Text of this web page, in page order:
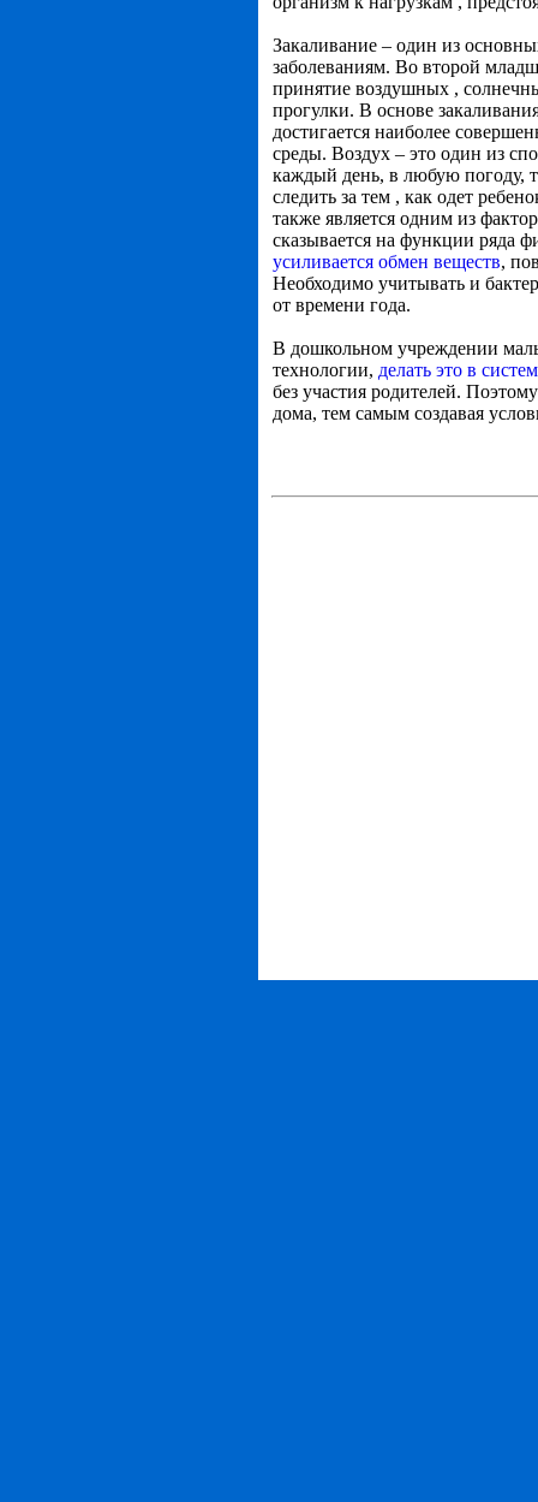
Закаливание – один из
заболеваниям. Во второй
принятие воздушных ,
прогулки. В основе
достигается наиболее
среды. Воздух – это один из
каждый день, в любую погоду,
следить за тем , как одет
также является одним из
сказывается на функции ряда
усиливается обмен веществ,
Необходимо учитывать и
от времени года.
В дошкольном учреждении
технологии, делать это в
без участия родителей.
дома, тем самым создавая